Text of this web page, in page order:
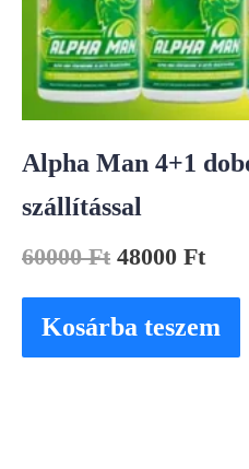
Alpha Man 4+1
szállítással
60000Ft 48000 Ft
Kosárba teszem